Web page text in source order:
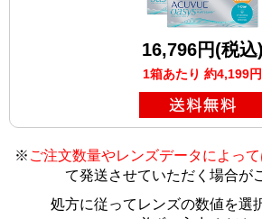
16,796円(税込)
1箱あたり 約4,199円
※ ご注文数量やレンズデータによっ
て発送させていただく場合が
処方に従ってレンズの数値を選